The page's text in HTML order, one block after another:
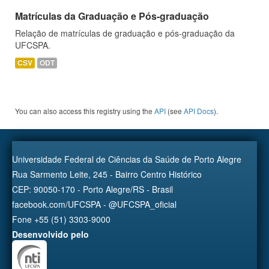
Matrículas da Graduação e Pós-graduação
Relação de matrículas de graduação e pós-graduação da
UFCSPA.
CSV ODT
You can also access this registry using the API (see API Docs).
Universidade Federal de Ciências da Saúde de Porto Alegre
Rua Sarmento Leite, 245 - Bairro Centro Histórico
CEP: 90050-170 - Porto Alegre/RS - Brasil
facebook.com/UFCSPA - @UFCSPA_oficial
Fone +55 (51) 3303-9000
Desenvolvido pelo